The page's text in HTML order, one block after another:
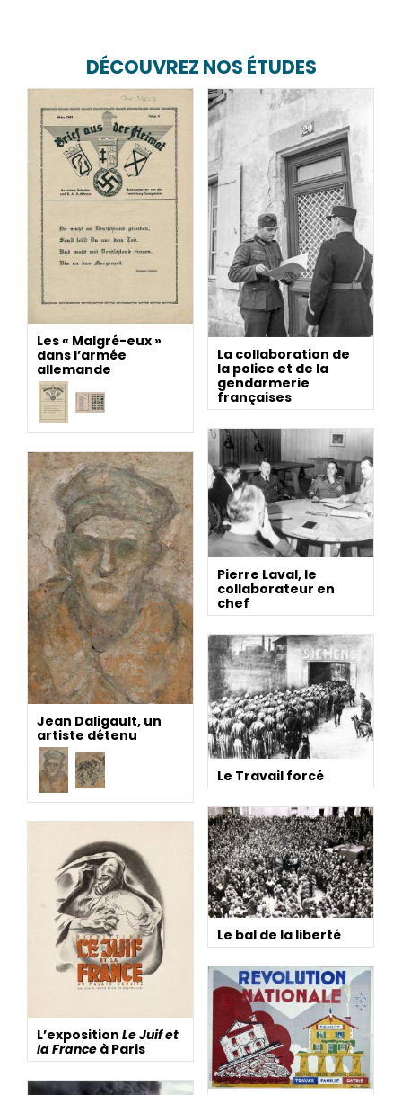
DÉCOUVREZ NOS ÉTUDES
Les « Malgré-eux »
dans l’armée
allemande
La collaboration de
la police et de la
gendarmerie
françaises
Pierre Laval, le
collaborateur en
chef
Jean Daligault, un
artiste détenu
Le Travail forcé
Le bal de la liberté
L’exposition Le Juif et
la France à Paris